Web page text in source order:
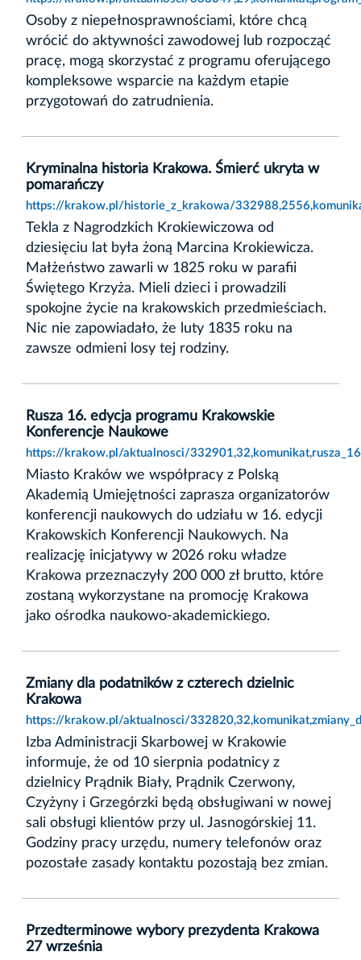
Osoby z niepełnosprawnościami, które chcą
wrócić do aktywności zawodowej lub rozpocząć
pracę, mogą skorzystać z programu oferującego
kompleksowe wsparcie na każdym etapie
przygotowań do zatrudnienia.
Kryminalna historia Krakowa. Śmierć ukryta w
pomarańczy
https://krakow.pl/historie_z_krakowa/
Tekla z Nagrodzkich Krokiewiczowa od
dziesięciu lat była żoną Marcina Krokiewicza.
Małżeństwo zawarli w 1825 roku w parafii
Świętego Krzyża. Mieli dzieci i prowadzili
spokojne życie na krakowskich przedmieściach.
Nic nie zapowiadało, że luty 1835 roku na
zawsze odmieni losy tej rodziny.
Rusza 16. edycja programu Krakowskie
Konferencje Naukowe
https://krakow.pl/aktualnosci/
Miasto Kraków we współpracy z Polską
Akademią Umiejętności zaprasza organizatorów
konferencji naukowych do udziału w 16. edycji
Krakowskich Konferencji Naukowych. Na
realizację inicjatywy w 2026 roku władze
Krakowa przeznaczyły 200 000 zł brutto, które
zostaną wykorzystane na promocję Krakowa
jako ośrodka naukowo-akademickiego.
Zmiany dla podatników z czterech dzielnic
Krakowa
https://krakow.pl/aktualnosci/
Izba Administracji Skarbowej w Krakowie
informuje, że od 10 sierpnia podatnicy z
dzielnicy Prądnik Biały, Prądnik Czerwony,
Czyżyny i Grzegórzki będą obsługiwani w nowej
sali obsługi klientów przy ul. Jasnogórskiej 11.
Godziny pracy urzędu, numery telefonów oraz
pozostałe zasady kontaktu pozostają bez zmian.
Przedterminowe wybory prezydenta Krakowa
27 września